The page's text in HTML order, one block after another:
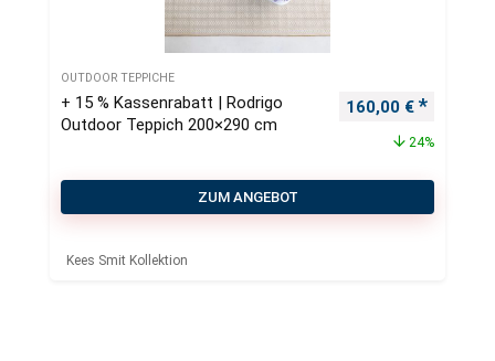
OUTDOOR TEPPICHE
+ 15 % Kassenrabatt | Rodrigo
Outdoor Teppich 200×290 cm
Ursprünglicher
160,00 €
24%
ZUM ANGEBOT
Kees Smit Kollektion